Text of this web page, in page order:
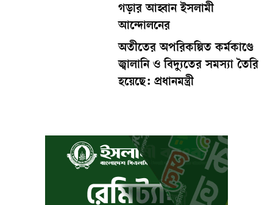
গড়ার আহ্বান ইসলামী
আন্দোলনের
অতীতের অপরিকল্পিত কর্মকাণ্ডে
জ্বালানি ও বিদ্যুতের সমস্যা তৈরি
হয়েছে: প্রধানমন্ত্রী